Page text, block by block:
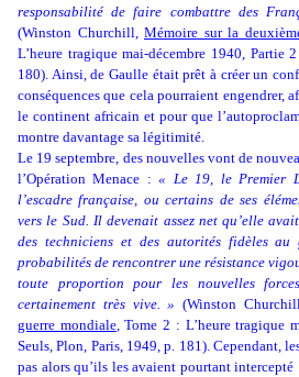
responsabilité de faire combattre des
(Winston Churchill, Mémoire sur la
L’heure tragique mai-décembre 1940, Partie
180). Ainsi, de Gaulle était prêt à créer un
conséquences que cela pourraient engendrer,
le continent africain et pour que
montre davantage sa légitimité.
Le 19 septembre, des nouvelles vont de
l’Opération Menace :« Le 19, le Premier
l’escadre française, ou certains de ses
vers le Sud. Il devenait assez net qu’elle
des techniciens et des autorités fidèles au
probabilités de rencontrer une résistance
toute proportion pour les nouvelles
certainement très vive. » (Winston
guerre mondiale, Tome 2 : L’heure tragique
Seuls, Plon, Paris, 1949, p. 181). Cependant,
pas alors qu’ils les avaient pourtant intercepté